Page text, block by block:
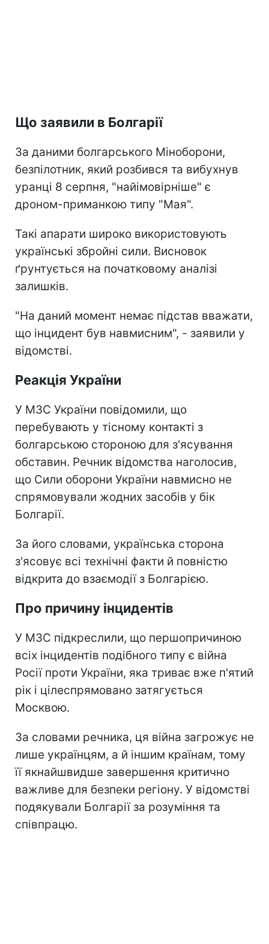
Що заявили в Болгарії
За даними болгарського Міноборони,
безпілотник, який розбився та вибухнув
уранці 8 серпня, "найімовірніше" є
дроном-приманкою типу "Мая".
Такі апарати широко використовують
українські збройні сили. Висновок
ґрунтується на початковому аналізі
залишків.
"На даний момент немає підстав вважати,
що інцидент був навмисним", - заявили у
відомстві.
Реакція України
У МЗС України повідомили, що
перебувають у тісному контакті з
болгарською стороною для з'ясування
обставин. Речник відомства наголосив,
що Сили оборони України навмисно не
спрямовували жодних засобів у бік
Болгарії.
За його словами, українська сторона
з'ясовує всі технічні факти й повністю
відкрита до взаємодії з Болгарією.
Про причину інцидентів
У МЗС підкреслили, що першопричиною
всіх інцидентів подібного типу є війна
Росії проти України, яка триває вже п'ятий
рік і цілеспрямовано затягується
Москвою.
За словами речника, ця війна загрожує не
лише українцям, а й іншим країнам, тому
її якнайшвидше завершення критично
важливе для безпеки регіону. У відомстві
подякували Болгарії за розуміння та
співпрацю.